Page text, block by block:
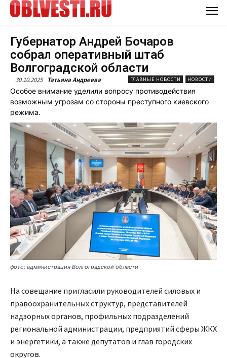
Губернатор Андрей Бочаров
собрал оперативный штаб
Волгоградской области
30.10.2025 Татьяна Андреева ГЛАВНЫЕ НОВОСТИ НОВОСТИ
Особое внимание уделили вопросу противодействия
возможным угрозам со стороны преступного киевского
режима.
фото: администрация Волгоградской области
На совещание пригласили руководителей силовых и
правоохранительных структур, представителей
надзорных органов, профильных подразделений
региональной администрации, предприятий сферы ЖКХ
и энергетики, а также депутатов и глав городских
округов.